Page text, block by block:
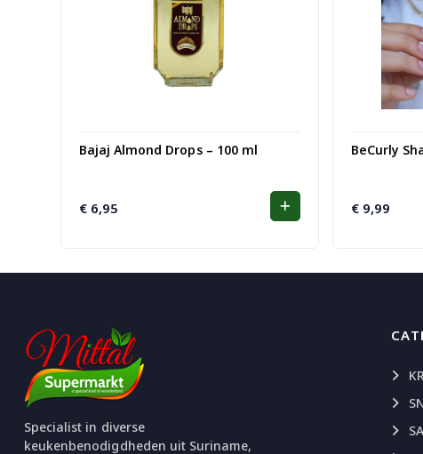
Bajaj Almond Drops – 100 ml
€6,95
BeCurly
€9,99
Specialist in diverse
keukenbenodigdheden uit Suriname,